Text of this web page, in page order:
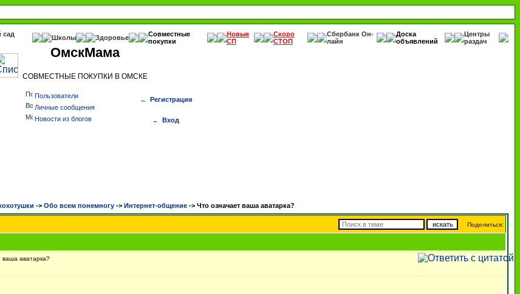
сад
Школы Здоровье
Совместные
покупки
Новые
СП
Скоро
СТОП
Сбербанк Он-
лайн
Доска
объявлений
Центры
раздач
ОмскМама
СОВМЕСТНЫЕ ПОКУПКИ В ОМСКЕ
Пользователи
Личные сообщения
Новости из блогов
Регистрация
Вход
-> Обо всем понемногу -> Интернет-общение -> Что означает ваша аватарка?
Поделиться:
аватарка?